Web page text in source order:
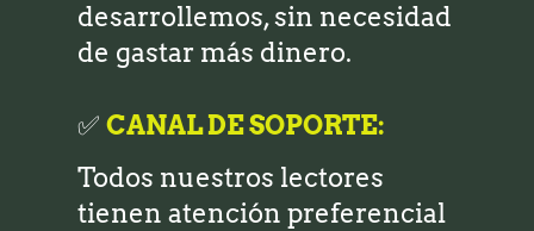
desarrollemos, sin necesidad
de gastar más dinero.
✅ CANAL DE SOPORTE:
Todos nuestros lectores
tienen atención preferencial